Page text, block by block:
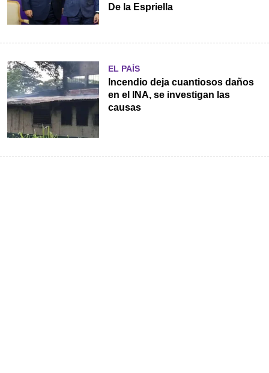
De la Espriella
EL PAÍS
Incendio deja cuantiosos daños
en el INA, se investigan las
causas